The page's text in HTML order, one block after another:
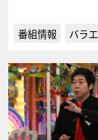
番組情報 バラ